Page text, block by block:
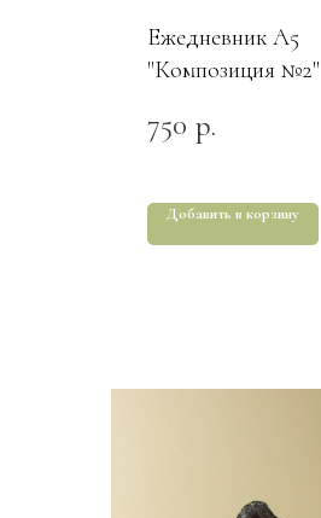
Ежедневник А5
"Композиция №2"
750 р.
Добавить в корзину